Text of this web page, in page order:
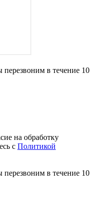
в течение 10
на обработку
с Политикой
в течение 10